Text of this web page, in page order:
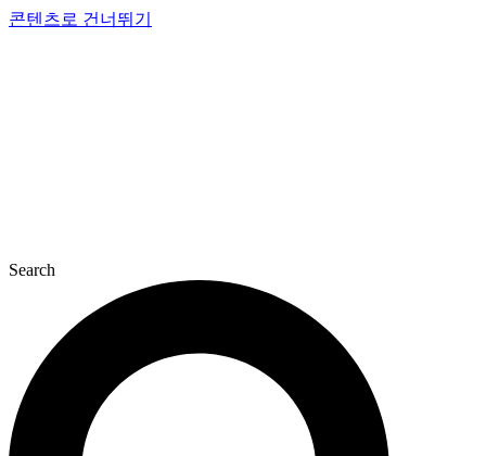
콘텐츠로 건너뛰기
Search